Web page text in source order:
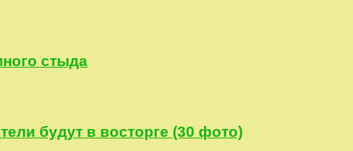
стыда
будут в восторге (30 фото)